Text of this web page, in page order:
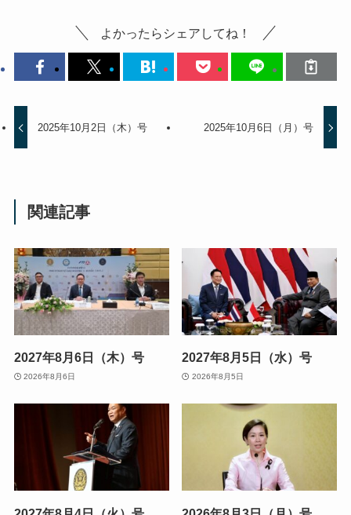
よかったらシェアしてね！
2025年10月2日（木）号 2025年10月6日（月）号
関連記事
2027年8月6日（木）号
2026年8月6日
2027年8月5日（水）号
2026年8月5日